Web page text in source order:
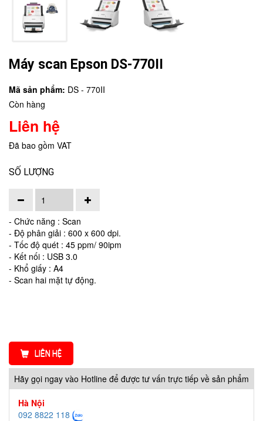
Máy scan Epson DS-770II
Mã sản phẩm: DS - 770II
Còn hàng
Liên hệ
Đã bao gồm VAT
SỐ LƯỢNG
- Chức năng : Scan
- Độ phân giải : 600 x 600 dpi.
- Tốc độ quét : 45 ppm/ 90ipm
- Kết nối : USB 3.0
- Khổ giấy : A4
- Scan hai mặt tự động.
LIÊN HỆ
Hãy gọi ngay vào Hotline để được tư vấn trực tiếp về sản phẩm
Hà Nội
092 8822 118